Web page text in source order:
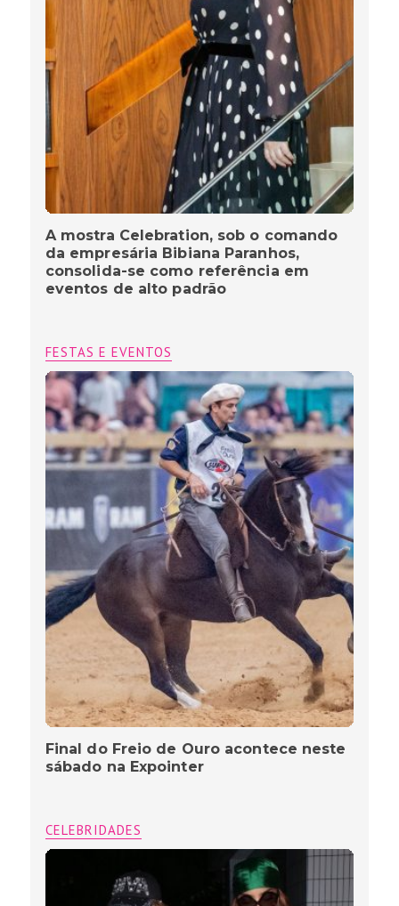
A mostra Celebration, sob o comando
da empresária Bibiana Paranhos,
consolida-se como referência em
eventos de alto padrão
FESTAS E EVENTOS
Final do Freio de Ouro acontece neste
sábado na Expointer
CELEBRIDADES